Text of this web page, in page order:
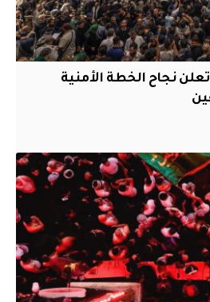
تعلن نجاح الخطة الأمنية